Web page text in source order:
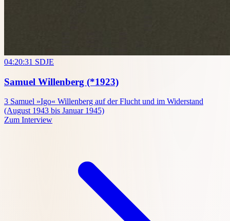
04:20:31 SDJE
Samuel Willenberg (*1923)
3 Samuel »Igo« Willenberg auf der Flucht und im Widerstand
(August 1943 bis Januar 1945)
Zum Interview